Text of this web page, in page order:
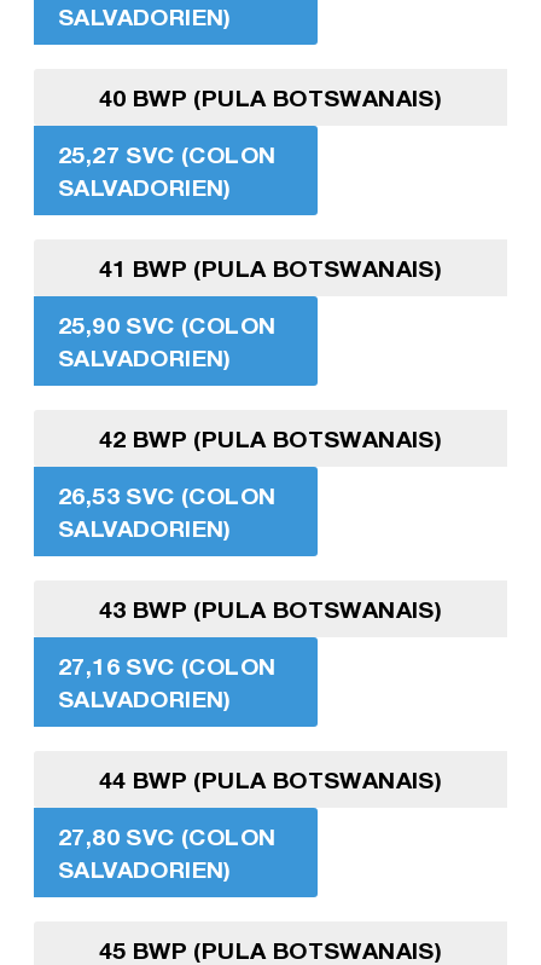
SALVADORIEN)
40 BWP (PULA BOTSWANAIS)
25,27 SVC (COLON
SALVADORIEN)
41 BWP (PULA BOTSWANAIS)
25,90 SVC (COLON
SALVADORIEN)
42 BWP (PULA BOTSWANAIS)
26,53 SVC (COLON
SALVADORIEN)
43 BWP (PULA BOTSWANAIS)
27,16 SVC (COLON
SALVADORIEN)
44 BWP (PULA BOTSWANAIS)
27,80 SVC (COLON
SALVADORIEN)
45 BWP (PULA BOTSWANAIS)